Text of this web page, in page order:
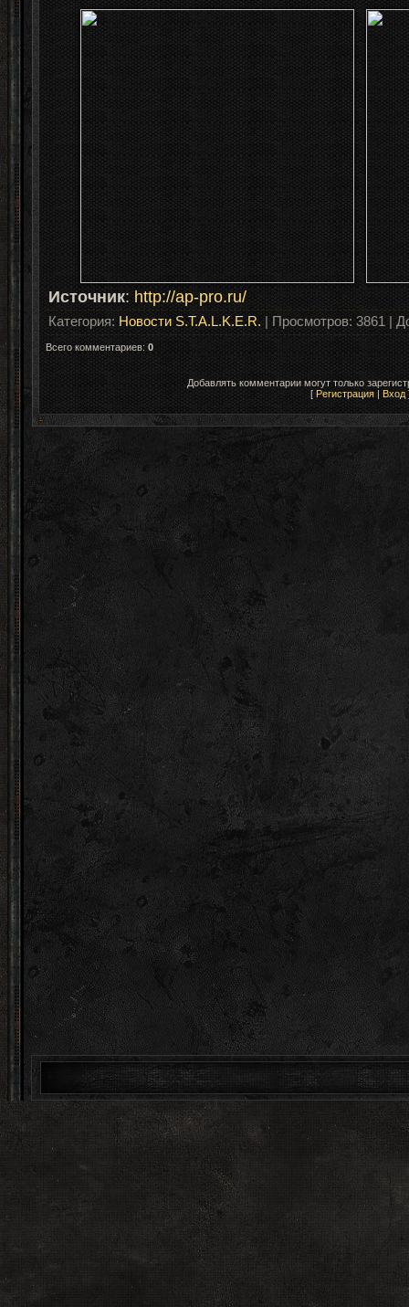
Источник: http://ap-pro.ru/
Категория: Новости S.T.A.L.K.E.R. |Просмотров: 3861 |
Всего комментариев: 0
Добавлять комментарии могут только
[ Регистрация| Вход